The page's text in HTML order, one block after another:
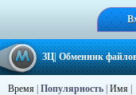
ЗЦ|Обменник
Время Популярность Имя